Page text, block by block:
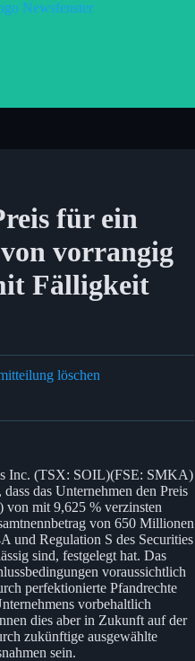
für ein
vorrangig
Fälligkeit
löschen
Inc. (TSX: SOIL)(FSE: SMKA)
das Unternehmen den Preis
von mit 9,625 % verzinsten
von 650 Millionen
und Regulation S des Securities
sind, festgelegt hat. Das
voraussichtlich
perfektionierte Pfandrechte
vorbehaltlich
dies aber in Zukunft auf der
zukünftige ausgewählte
sein.